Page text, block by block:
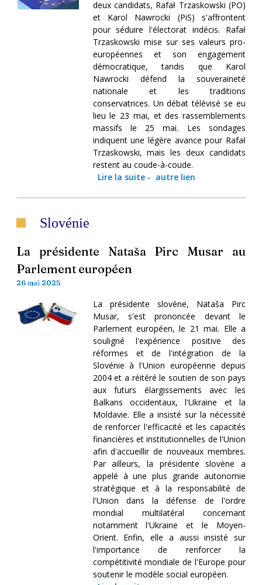
deux candidats, Rafał Trzaskowski (PO)
et Karol Nawrocki (PiS) s'affrontent
pour séduire l'électorat indécis. Rafał
Trzaskowski mise sur ses valeurs pro-
européennes et son engagement
démocratique, tandis que Karol
Nawrocki défend la souveraineté
nationale et les traditions
conservatrices. Un débat télévisé se eu
lieu le 23 mai, et des rassemblements
massifs le 25 mai. Les sondages
indiquent une légère avance pour Rafał
Trzaskowski, mais les deux candidats
restent au coude-à-coude.
Lire la suite- autre lien
Slovénie
La présidente Nataša Pirc Musar au
Parlement européen
26 mai 2025
La présidente slovène, Nataša Pirc
Musar, s'est prononcée devant le
Parlement européen, le 21 mai. Elle a
souligné l'expérience positive des
réformes et de l'intégration de la
Slovénie à l'Union européenne depuis
2004 et a réitéré le soutien de son pays
aux futurs élargissements avec les
Balkans occidentaux, l'Ukraine et la
Moldavie. Elle a insisté sur la nécessité
de renforcer l'efficacité et les capacités
financières et institutionnelles de l'Union
afin d'accueillir de nouveaux membres.
Par ailleurs, la présidente slovène a
appelé à une plus grande autonomie
stratégique et à la responsabilité de
l'Union dans la défense de l'ordre
mondial multilatéral concernant
notamment l'Ukraine et le Moyen-
Orient. Enfin, elle a aussi insisté sur
l'importance de renforcer la
compétitivité mondiale de l'Europe pour
soutenir le modèle social européen.